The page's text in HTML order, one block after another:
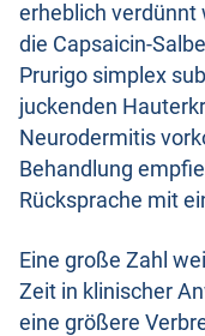
erheblich verdünnt
die Capsaicin-
Prurigo simplex
juckenden
Neurodermitis
Behandlung
Rücksprache mit
Eine große Zahl
Zeit in klinischer
eine größere